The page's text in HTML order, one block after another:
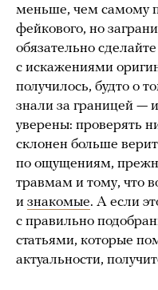
меньше, чем самому
фейкового, но
обязательно
с искажениями
получилось, будто о
знали за границей —
уверены: проверять
склонен больше
по ощущениям,
травмам и тому, что
и знакомые. А если
с правильно
статьями, которые
актуальности,